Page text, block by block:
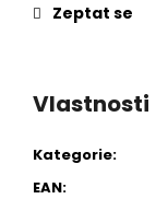
Zeptat se
Vlastnosti
Kategorie:
EAN: